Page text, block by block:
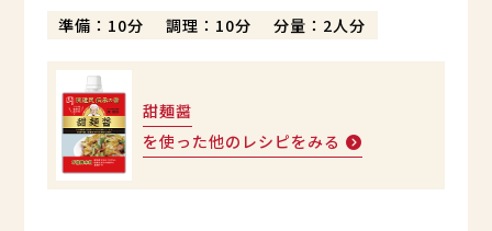
準備：10分 調理：10分 分量：2人分
甜麺醤
を使った他のレシピをみる